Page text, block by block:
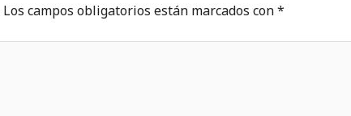
Los campos obligatorios están marcados con*